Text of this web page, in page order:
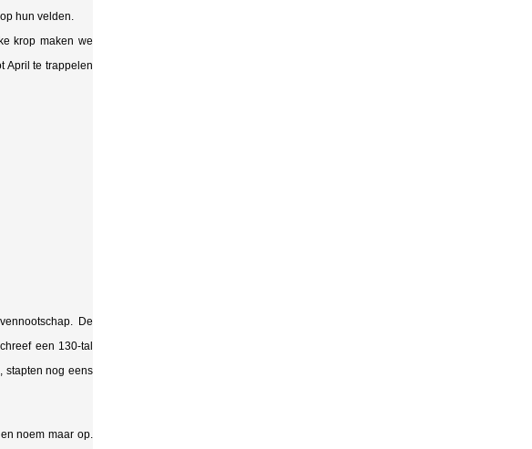
hun velden.
krop maken we
April te trappelen
De
een 130-tal
stapten nog eens
noem maar op.